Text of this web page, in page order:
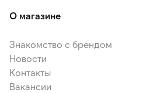
О магазине
Знакомство с брендом
Новости
Контакты
Вакансии